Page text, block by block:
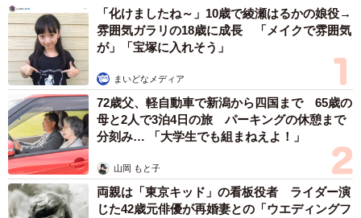
「化けましたね～」10歳で綾瀬はるかの娘役→
雰囲気ガラリの18歳に成長 「メイクで雰囲気
が」「宝塚に入れそう」
まいどなメディア
72歳父、軽自動車で新潟から四国まで 65歳の
母と2人で3泊4日の旅 パーキングの休憩まで
分刻み… 「大学生でも組まねえよ！」
山岡 もと子
両親は「東京キッド」の看板役者 ライダー演
じた42歳元俳優が再婚妻との「ウエディングフ